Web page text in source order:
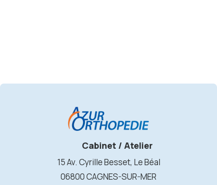
Cabinet / Atelier
15 Av. Cyrille Besset, Le Béal
06800 CAGNES-SUR-MER